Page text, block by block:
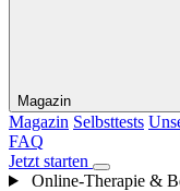
Magazin
Magazin Selbsttests
FAQ
Jetzt starten
Online-Therapie &